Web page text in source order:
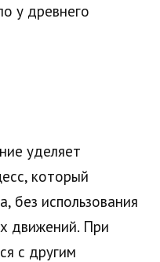
у древнего
уделяет
который
без использования
движений. При
с другим